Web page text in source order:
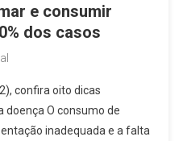
e consumir
dos casos
confira oito dicas
O consumo de
inadequada e a falta